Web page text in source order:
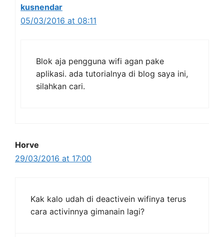
kusnendar
05/03/2016 at 08:11
Blok aja pengguna wifi agan pake
aplikasi. ada tutorialnya di blog saya ini,
silahkan cari.
Horve
29/03/2016 at 17:00
Kak kalo udah di deactivein wifinya terus
cara activinnya gimanain lagi?